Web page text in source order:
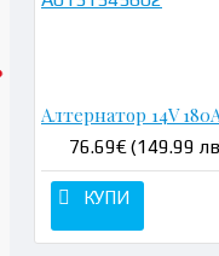
76.69€ (149.99
КУПИ